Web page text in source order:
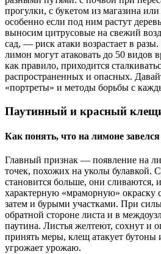
прогулки, с букетом из магазина
особенно если под ним растут
выносим цитрусовые на свежий
сад, — риск атаки возрастает в
лимон могут атаковать до 50 видов
как правило, приходится
распространенных и опасных.
«портреты» и методы борьбы с
Паутинный и красный
Как понять, что на лимоне
Главный признак — появление на
точек, похожих на уколы булавкой.
становится больше, они сливаются,
характерную «мраморную» окраску
затем и бурыми участками. При
обратной стороне листа и в
паутина. Листья желтеют, сохнут и
принять меры, клещ атакует
угрожает урожаю.